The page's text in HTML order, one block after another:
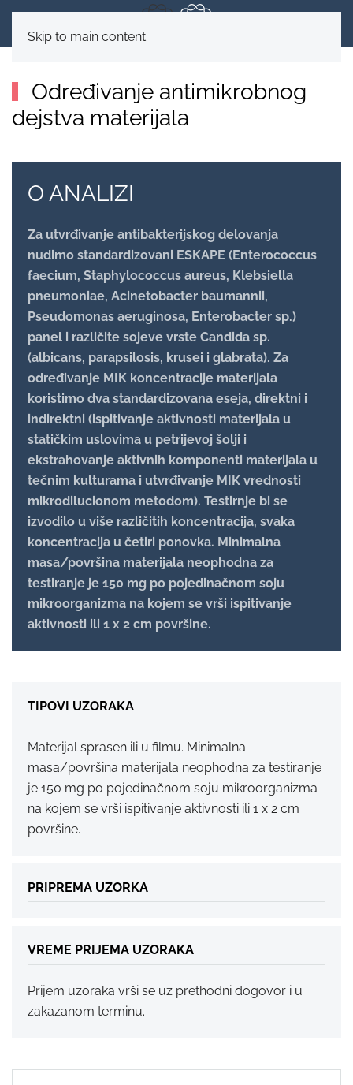
Skip to main content
Određivanje antimikrobnog
dejstva materijala
O ANALIZI
Za utvrđivanje antibakterijskog delovanja
nudimo standardizovani ESKAPE (Enterococcus
faecium, Staphylococcus aureus, Klebsiella
pneumoniae, Acinetobacter baumannii,
Pseudomonas aeruginosa, Enterobacter sp.)
panel i različite sojeve vrste Candida sp.
(albicans, parapsilosis, krusei i glabrata). Za
određivanje MIK koncentracije materijala
koristimo dva standardizovana eseja, direktni i
indirektni (ispitivanje aktivnosti materijala u
statičkim uslovima u petrijevoj šolji i
ekstrahovanje aktivnih komponenti materijala u
tečnim kulturama i utvrđivanje MIK vrednosti
mikrodilucionom metodom). Testirnje bi se
izvodilo u više različitih koncentracija, svaka
koncentracija u četiri ponovka. Minimalna
masa/površina materijala neophodna za
testiranje je 150 mg po pojedinačnom soju
mikroorganizma na kojem se vrši ispitivanje
aktivnosti ili 1 x 2 cm površine.
TIPOVI UZORAKA
Materijal sprasen ili u filmu. Minimalna
masa/površina materijala neophodna za testiranje
je 150 mg po pojedinačnom soju mikroorganizma
na kojem se vrši ispitivanje aktivnosti ili 1 x 2 cm
površine.
PRIPREMA UZORKA
VREME PRIJEMA UZORAKA
Prijem uzoraka vrši se uz prethodni dogovor i u
zakazanom terminu.